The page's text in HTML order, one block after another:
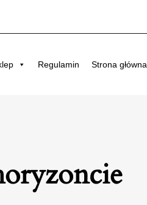
Regulamin Strona główna